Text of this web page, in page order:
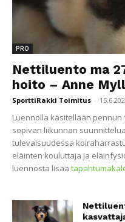
PRO
Nettiluento ma
hoito – Anne
SporttiRakki Toimitus -
Luennolla käsitellään
sopivan liikunnan
tulevaisuudessa
eläinten kouluttaja ja
luennosta lisää